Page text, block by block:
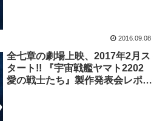
2016.09.08
全七章の劇場上映、2017年2月ス
タート!! 『宇宙戦艦ヤマト2202
愛の戦士たち』製作発表会レポー